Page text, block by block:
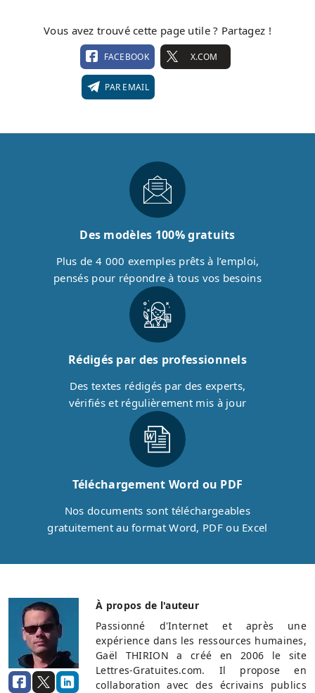
Vous avez trouvé cette page utile ? Partagez !
FACEBOOK X.COM
PAR EMAIL
Des modèles 100% gratuits
Plus de 4 000 exemples prêts à l’emploi,
pensés pour répondre à tous vos besoins
Rédigés par des professionnels
Des textes rédigés par des experts,
vérifiés et régulièrement mis à jour
Téléchargement Word ou PDF
Nos documents sont téléchargeables
gratuitement au format Word, PDF ou Excel
À propos de l'auteur
Passionné d'Internet et après une
expérience dans les ressources humaines,
Gaël THIRION a créé en 2006 le site
Lettres-Gratuites.com. Il propose en
collaboration avec des écrivains publics